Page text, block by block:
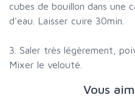
cubes de bouillon dans une
d'eau. Laisser cuire 30min.
3. Saler très légèrement,
Mixer le velouté.
Vous